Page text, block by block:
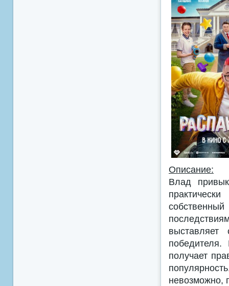
Описание:
Влад
получает
невозможно,